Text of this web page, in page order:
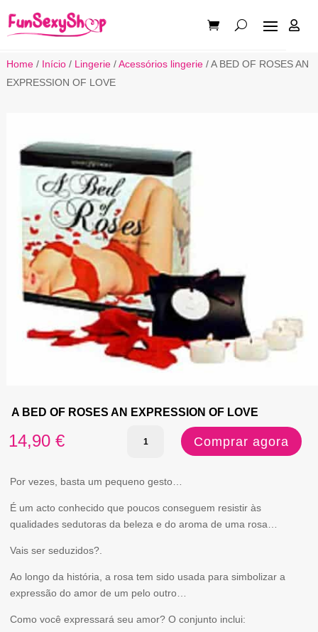

Home/ Início/ Lingerie/Acessórios lingerie/ A BED OF ROSES AN
EXPRESSION OF LOVE
A BED OF ROSES AN EXPRESSION OF LOVE
14,90 €
Quantidade
A
BED
OF
AN
EXPRESSION
OF
Comprar agora
Por vezes, basta um pequeno gesto…
É um acto conhecido que poucos conseguem resistir às
qualidades sedutoras da beleza e do aroma de uma rosa…
Vais ser seduzidos?.
Ao longo da história, a rosa tem sido usada para simbolizar a
expressão do amor de um pelo outro…
Como você expressará seu amor? O conjunto inclui: